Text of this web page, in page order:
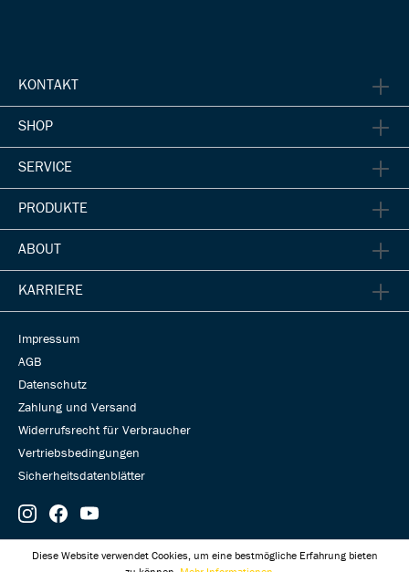
KONTAKT
SHOP
SERVICE
PRODUKTE
ABOUT
KARRIERE
Impressum
AGB
Datenschutz
Zahlung und Versand
Widerrufsrecht für Verbraucher
Vertriebsbedingungen
Sicherheitsdatenblätter
Diese Website verwendet Cookies, um eine bestmögliche Erfahrung bieten